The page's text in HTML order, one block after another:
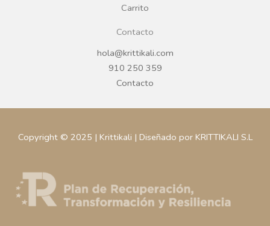
Carrito
Contacto
hola@krittikali.com
910 250 359
Contacto
Copyright © 2025 | Krittikali | Diseñado por KRITTIKALI S.L